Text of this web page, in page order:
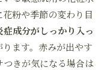
粉や季節の変わり目
成分がしっかり入っ
ます。赤みが出やす
きが気になる場合は